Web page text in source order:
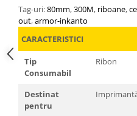
Tag-uri:80mm,300M, riboane,
out,armor-inkanto
CARACTERISTICI
Tip
Consumabil
Ribon
Destinat
pentru